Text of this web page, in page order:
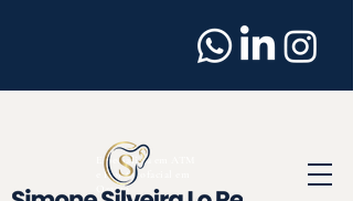
Dentista
Especialista em ATM
e Dor Orofacial em
Osasco